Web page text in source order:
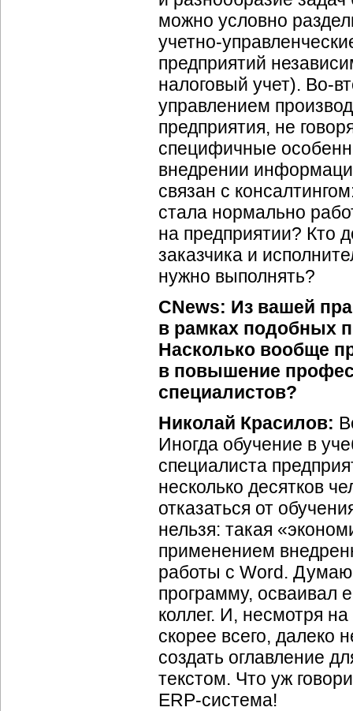
можно условно
учетно-
предприятий
налоговый учет). Во-
управлением
предприятия, не
специфичные
внедрении
связан с
стала нормально
на предприятии? Кто
заказчика и
нужно выполнять?
CNews: Из вашей
в рамках подобных
Насколько вообще
в повышение
специалистов?
Николай Красилов:
Иногда обучение в
специалиста
несколько десятков
отказаться от
нельзя: такая
применением
работы с Word.
программу, осваивал
коллег. И, несмотря
скорее всего, далеко
создать оглавление
текстом. Что уж
ERP-система!